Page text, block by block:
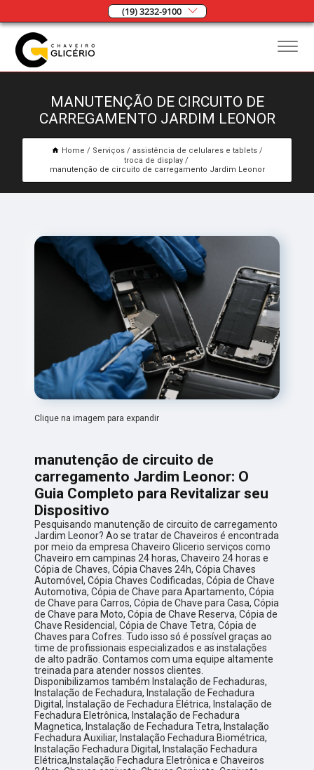
(19) 3232-9100
MANUTENÇÃO DE CIRCUITO DE
CARREGAMENTO JARDIM LEONOR
Home Serviços
assistência de celulares e tablets
troca de display
manutenção de circuito de carregamento Jardim Leonor
Clique na imagem para expandir
manutenção de circuito de
carregamento Jardim Leonor: O
Guia Completo para Revitalizar seu
Dispositivo
Pesquisando manutenção de circuito de carregamento
Jardim Leonor? Ao se tratar de Chaveiros é encontrada
por meio da empresa Chaveiro Glicerio serviços como
Chaveiro em campinas 24 horas, Chaveiro 24 horas e
Cópia de Chaves, Cópia Chaves 24h, Cópia Chaves
Automóvel, Cópia Chaves Codificadas, Cópia de Chave
Automotiva, Cópia de Chave para Apartamento, Cópia
de Chave para Carros, Cópia de Chave para Casa, Cópia
de Chave para Moto, Cópia de Chave Reserva, Cópia de
Chave Residencial, Cópia de Chave Tetra, Cópia de
Chaves para Cofres. Tudo isso só é possível graças ao
time de profissionais especializados e as instalações
de alto padrão. Contamos com uma equipe altamente
treinada para atender nossos clientes.
Disponibilizamos também Instalação de Fechaduras,
Instalação de Fechadura, Instalação de Fechadura
Digital, Instalação de Fechadura Elétrica, Instalação de
Fechadura Eletrônica, Instalação de Fechadura
Magnetica, Instalação de Fechadura Tetra, Instalação
Fechadura Auxiliar, Instalação Fechadura Biométrica,
Instalação Fechadura Digital, Instalação Fechadura
Elétrica,Instalação Fechadura Eletrônica e Chaveiros